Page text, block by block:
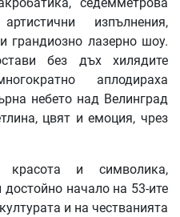
изпълнения,
грандиозно лазерно шоу.
без дъх хилядите
аплодираха
небето над Велинград
цвят и емоция, чрез
красота и символика,
начало на 53-ите
и на честванията